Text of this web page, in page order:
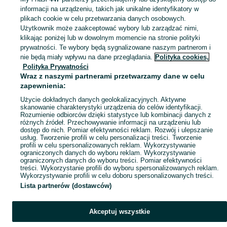
Skorzystaj z największego serwisu ogłoszeniowego - Olmonty i okolice! Kupuj to, czego pragniesz i sprzedawaj to, czego już nie potrzebujesz! Zobacz
Mapa kategorii
Mapa miejscowości
Mapa ministron
Popularne wyszukiwania
informacji na urządzeniu, takich jak unikalne identyfikatory w
plikach cookie w celu przetwarzania danych osobowych.
Użytkownik może zaakceptować wybory lub zarządzać nimi,
klikając poniżej lub w dowolnym momencie na stronie polityki
prywatności. Te wybory będą sygnalizowane naszym partnerom i
nie będą miały wpływu na dane przeglądania. Polityka cookies,
Polityka Prywatności
Wraz z naszymi partnerami przetwarzamy dane w celu
zapewnienia:
Użycie dokładnych danych geolokalizacyjnych. Aktywne
skanowanie charakterystyki urządzenia do celów identyfikacji.
Rozumienie odbiorców dzięki statystyce lub kombinacji danych z
różnych źródeł. Przechowywanie informacji na urządzeniu lub
dostęp do nich. Pomiar efektywności reklam. Rozwój i ulepszanie
usług. Tworzenie profili w celu personalizacji treści. Tworzenie
profili w celu spersonalizowanych reklam. Wykorzystywanie
ograniczonych danych do wyboru reklam. Wykorzystywanie
ograniczonych danych do wyboru treści. Pomiar efektywności
treści. Wykorzystanie profili do wyboru spersonalizowanych reklam.
Wykorzystywanie profili w celu doboru spersonalizowanych treści.
Lista partnerów (dostawców)
Akceptuj wszystkie